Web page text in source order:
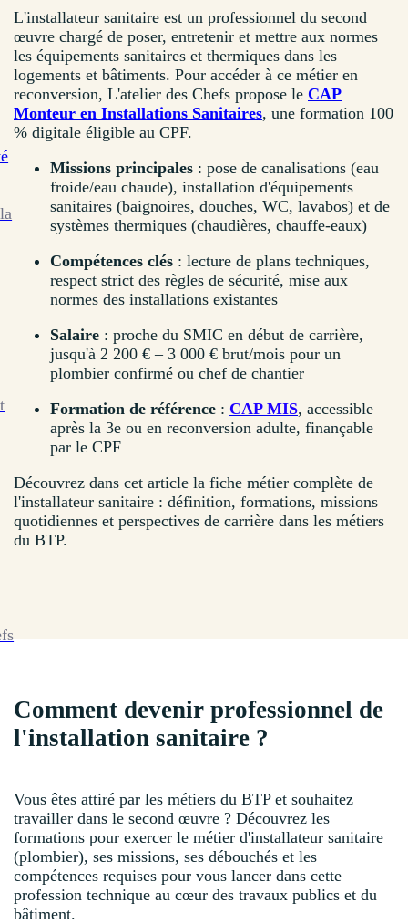
L'installateur sanitaire est un professionnel du second
œuvre chargé de poser, entretenir et mettre aux normes
les équipements sanitaires et thermiques dans les
logements et bâtiments. Pour accéder à ce métier en
reconversion, L'atelier des Chefs propose le CAP
Monteur en Installations Sanitaires, une formation 100
% digitale éligible au CPF.
Missions principales : pose de canalisations (eau
froide/eau chaude), installation d'équipements
sanitaires (baignoires, douches, WC, lavabos) et de
systèmes thermiques (chaudières, chauffe-eaux)
Compétences clés : lecture de plans techniques,
respect strict des règles de sécurité, mise aux
normes des installations existantes
Salaire : proche du SMIC en début de carrière,
jusqu'à 2 200 € – 3 000 € brut/mois pour un
plombier confirmé ou chef de chantier
Formation de référence : CAP MIS, accessible
après la 3e ou en reconversion adulte, finançable
par le CPF
Découvrez dans cet article la fiche métier complète de
l'installateur sanitaire : définition, formations, missions
quotidiennes et perspectives de carrière dans les métiers
du BTP.
Comment devenir professionnel de
l'installation sanitaire ?
Vous êtes attiré par les métiers du BTP et souhaitez
travailler dans le second œuvre ? Découvrez les
formations pour exercer le métier d'installateur sanitaire
(plombier), ses missions, ses débouchés et les
compétences requises pour vous lancer dans cette
profession technique au cœur des travaux publics et du
bâtiment.